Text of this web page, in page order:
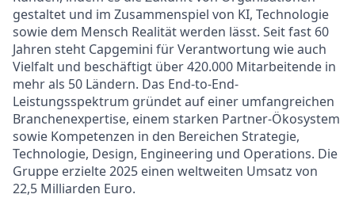
gestaltet und im Zusammenspiel von KI, Technologie
sowie dem Mensch Realität werden lässt. Seit fast 60
Jahren steht Capgemini für Verantwortung wie auch
Vielfalt und beschäftigt über 420.000 Mitarbeitende in
mehr als 50 Ländern. Das End-to-End-
Leistungsspektrum gründet auf einer umfangreichen
Branchenexpertise, einem starken Partner-Ökosystem
sowie Kompetenzen in den Bereichen Strategie,
Technologie, Design, Engineering und Operations. Die
Gruppe erzielte 2025 einen weltweiten Umsatz von
22,5 Milliarden Euro.